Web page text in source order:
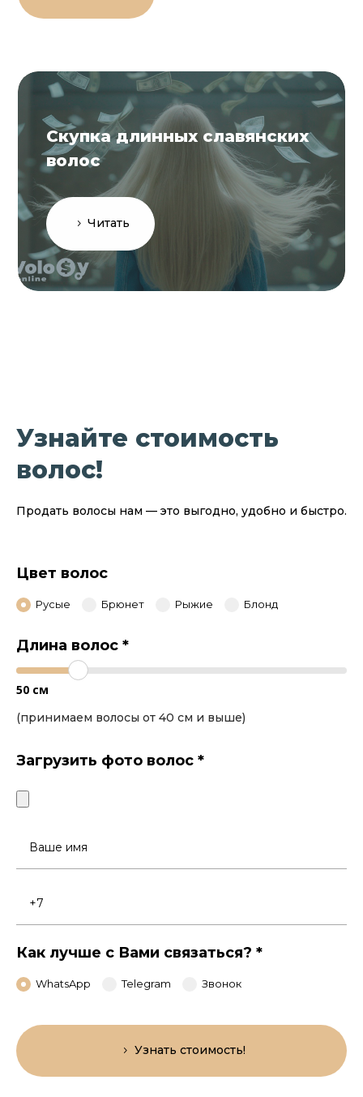
Скупка длинных славянских
волос
Читать
Узнайте стоимость
волос!
Продать волосы нам — это выгодно, удобно и быстро.
Цвет волос
Русые Брюнет Рыжие Блонд
Длина волос *
50 см
(принимаем волосы от 40 см и выше)
Загрузить фото волос *
Ваше
имя
Номер
телефона
Как лучше с Вами связаться? *
WhatsApp Telegram Звонок
Узнать стоимость!